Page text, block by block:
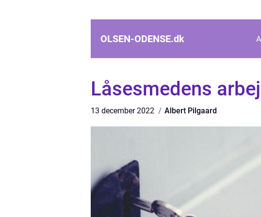
OLSEN-ODENSE.dk
Låsesmedens
13 december 2022 Albert Pilgaard